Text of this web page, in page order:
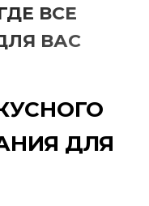
ВСЕ
ВАС
ДЛЯ